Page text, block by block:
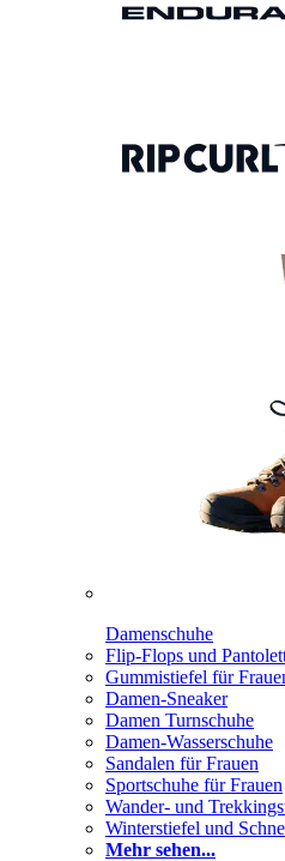
Damenschuhe
Flip-Flops und
Gummistiefel für
Damen-Sneaker
Damen Turnschuhe
Damen-Wasserschuhe
Sandalen für Frauen
Sportschuhe für Frauen
Wander- und
Winterstiefel und
Mehr sehen...